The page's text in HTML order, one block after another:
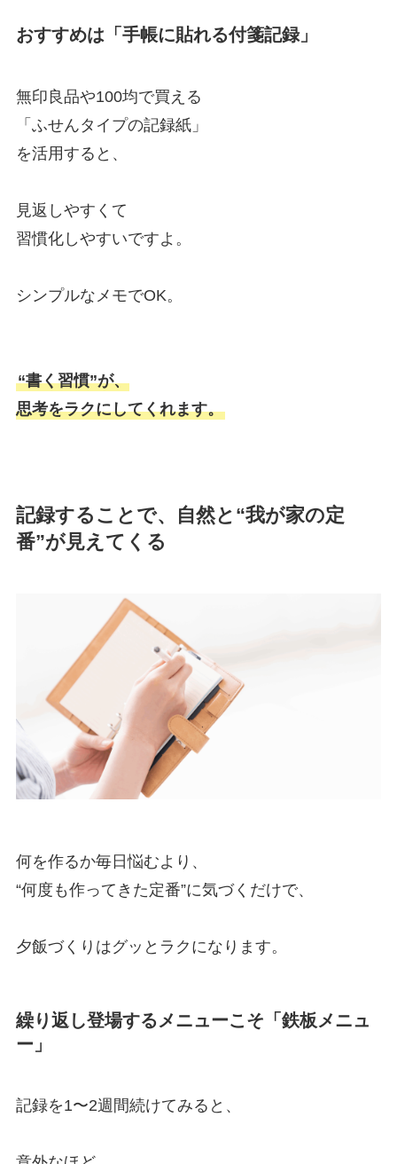
おすすめは「手帳に貼れる付箋記録」
無印良品や100均で買える
「ふせんタイプの記録紙」
を活用すると、
見返しやすくて
習慣化しやすいですよ。
シンプルなメモでOK。
“書く習慣”が、
思考をラクにしてくれます。
記録することで、自然と“我が家の定
番”が見えてくる
何を作るか毎日悩むより、
“何度も作ってきた定番”に気づくだけで、
夕飯づくりはグッとラクになります。
繰り返し登場するメニューこそ「鉄板メニュ
ー」
記録を1〜2週間続けてみると、